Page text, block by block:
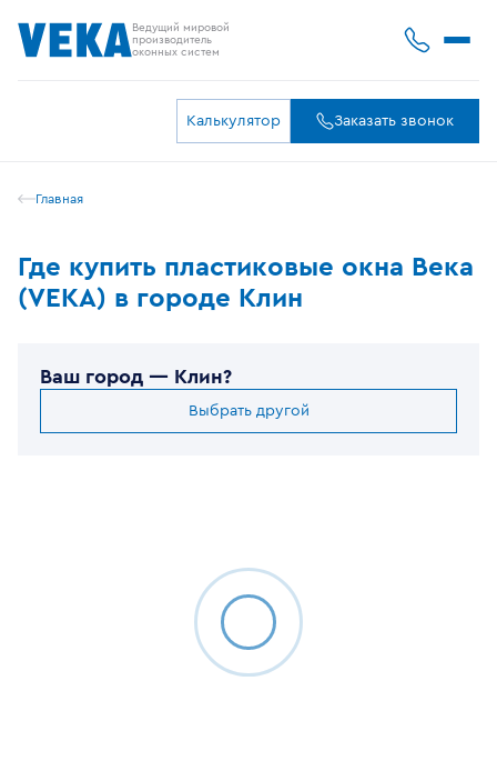
Ведущий мировой
производитель
оконных систем
Калькулятор Заказать звонок
Главная
Где купить пластиковые окна Века
(VEKA) в городе Клин
Ваш город — Клин?
Выбрать другой